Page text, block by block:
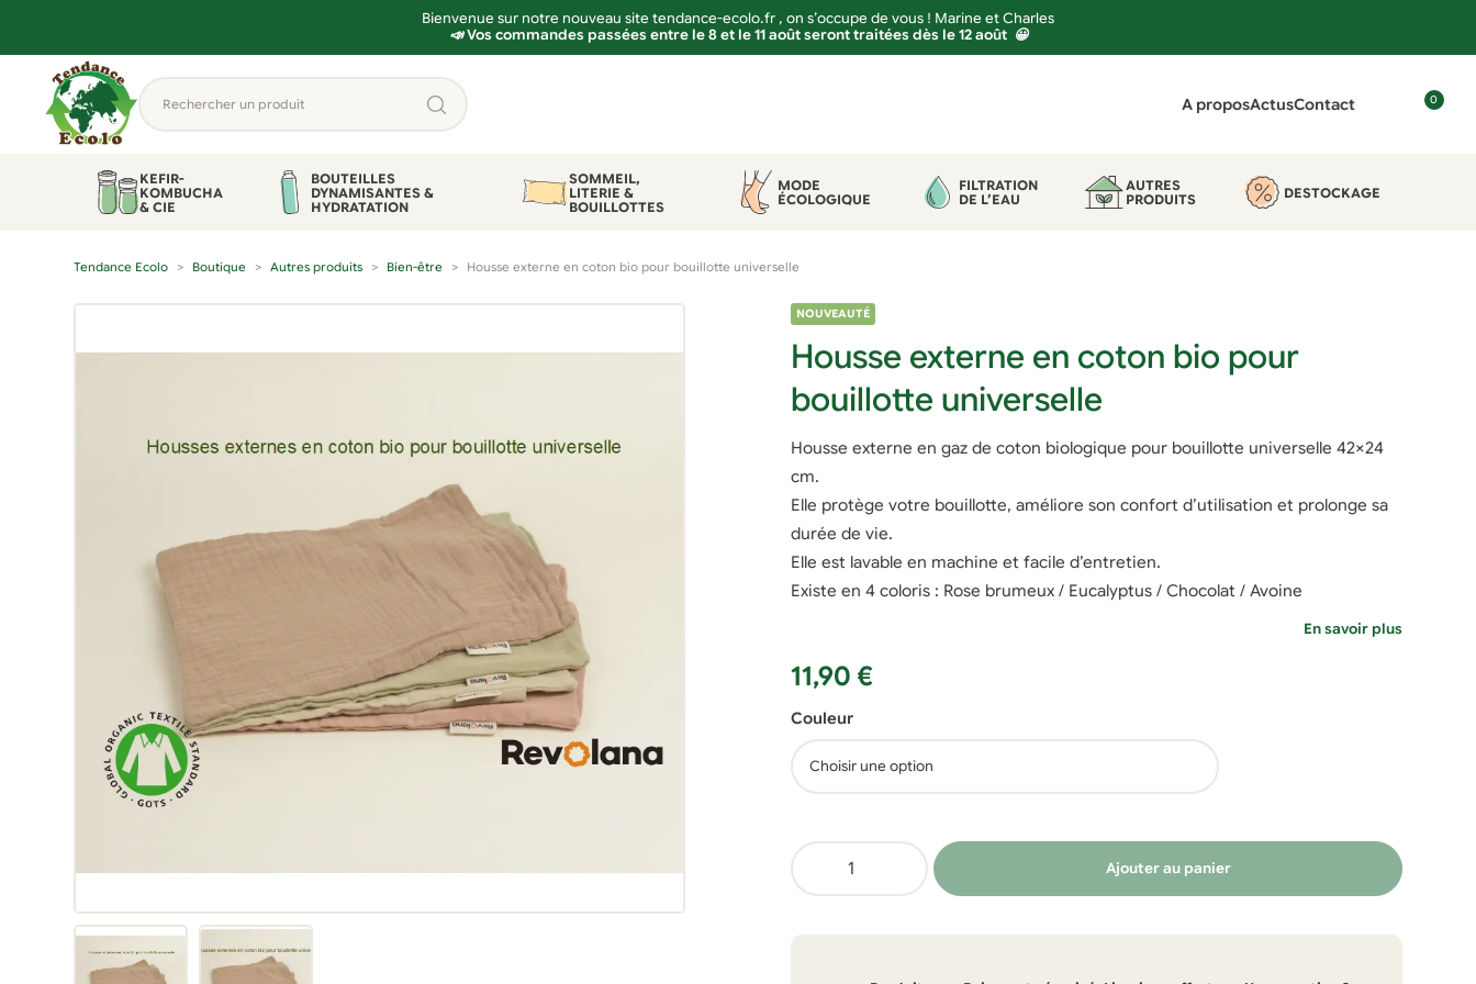
Bienvenue sur notre nouveau site tendance-ecolo.fr , on s’occupe de vous ! Marine et Charles
📣 Vos commandes passées entre le 8 et le 11 août seront traitées dès le 12 août 😀
contenu
Rechercher
un
A proposActusContact
n
0
KEFIR-
KOMBUCHA
& CIE
BOUTEILLES
DYNAMISANTES &
HYDRATATION
SOMMEIL,
LITERIE &
BOUILLOTTES
MODE
ÉCOLOGIQUE
FILTRATION
DE L’EAU
AUTRES
PRODUITS
DESTOCKAGE
Tendance Ecolo Boutique Autres produits Bien-être Housse externe en coton bio pour bouillotte universelle
NOUVEAUTÉ
Housse externe en coton bio pour
bouillotte universelle
Housse externe en gaz de coton biologique pour bouillotte universelle 42×24
cm.
Elle protège votre bouillotte, améliore son confort d’utilisation et prolonge sa
durée de vie.
Elle est lavable en machine et facile d’entretien.
Existe en 4 coloris : Rose brumeux / Eucalyptus / Chocolat / Avoine
En savoir plus
11,90 €
Couleur
quantité
de
externe
Ajouter au panier